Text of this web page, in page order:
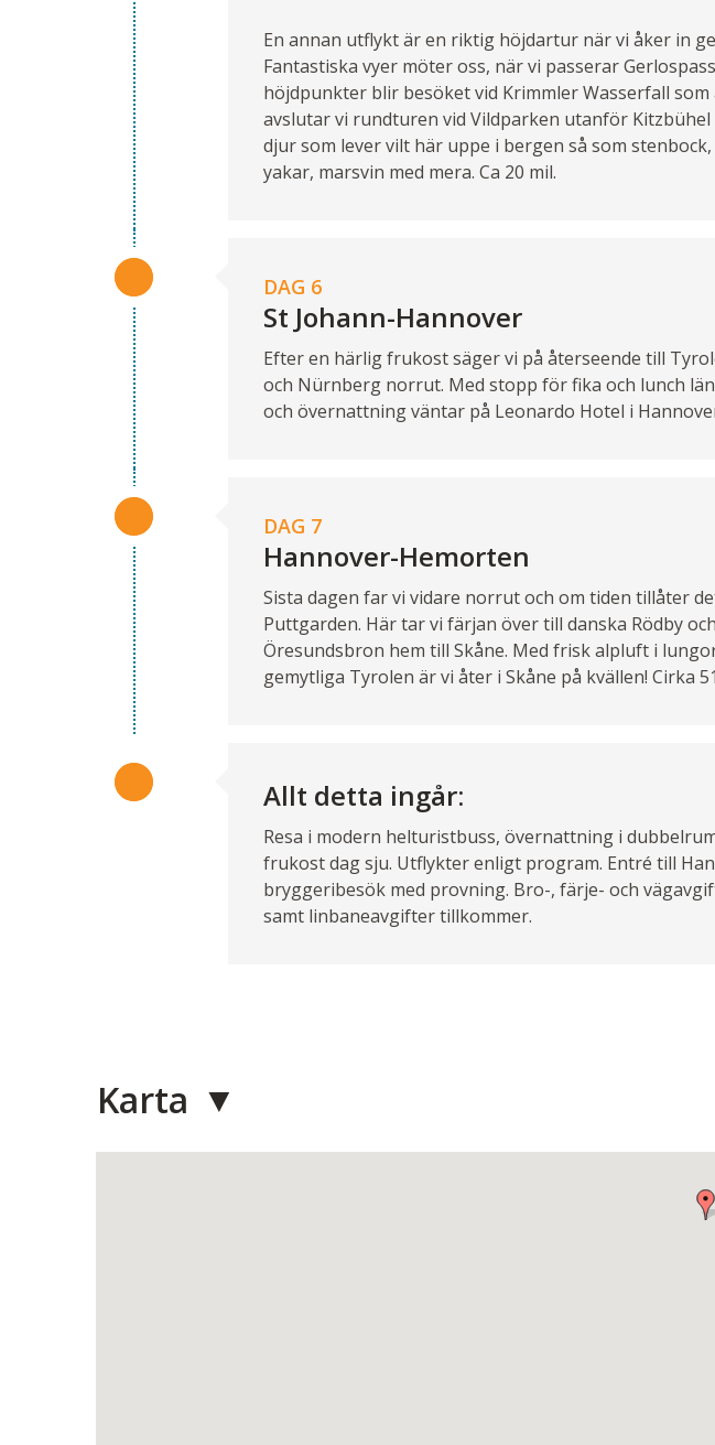
En annan utflykt är en riktig höjdartur när vi åker in
Fantastiska vyer möter oss, när vi passerar
höjdpunkter blir besöket vid Krimmler Wasserfall
avslutar vi rundturen vid Vildparken utanför
djur som lever vilt här uppe i bergen så som
yakar, marsvin med mera. Ca 20 mil.
DAG 6
St Johann-Hannover
Efter en härlig frukost säger vi på återseende till
och Nürnberg norrut. Med stopp för fika och lunch
och övernattning väntar på Leonardo Hotel i
DAG 7
Hannover-Hemorten
Sista dagen far vi vidare norrut och om tiden tillåter
Puttgarden. Här tar vi färjan över till danska Rödby
Öresundsbron hem till Skåne. Med frisk alpluft i
gemytliga Tyrolen är vi åter i Skåne på kvällen! Cirka
Allt detta ingår:
Resa i modern helturistbuss, övernattning i
frukost dag sju. Utflykter enligt program. Entré till
bryggeribesök med provning. Bro-, färje- och
samt linbaneavgifter tillkommer.
Karta